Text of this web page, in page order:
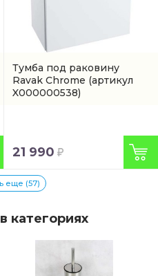
Тумба под раковину
Ravak Chrome (артикул
X000000538)
21 990
еще (57)
категориях